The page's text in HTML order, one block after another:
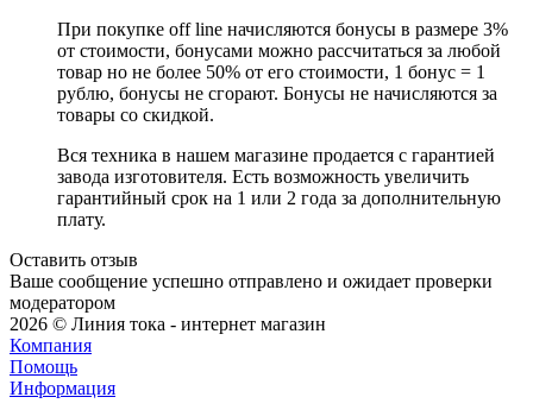
При покупке off line начисляются бонусы в размере 3%
от стоимости, бонусами можно рассчитаться за любой
товар но не более 50% от его стоимости, 1 бонус = 1
рублю, бонусы не сгорают. Бонусы не начисляются за
товары со скидкой.
Вся техника в нашем магазине продается с гарантией
завода изготовителя. Есть возможность увеличить
гарантийный срок на 1 или 2 года за дополнительную
плату.
Оставить отзыв
Ваше сообщение успешно отправлено и ожидает проверки
модератором
2026 © Линия тока - интернет магазин
Компания
Помощь
Информация